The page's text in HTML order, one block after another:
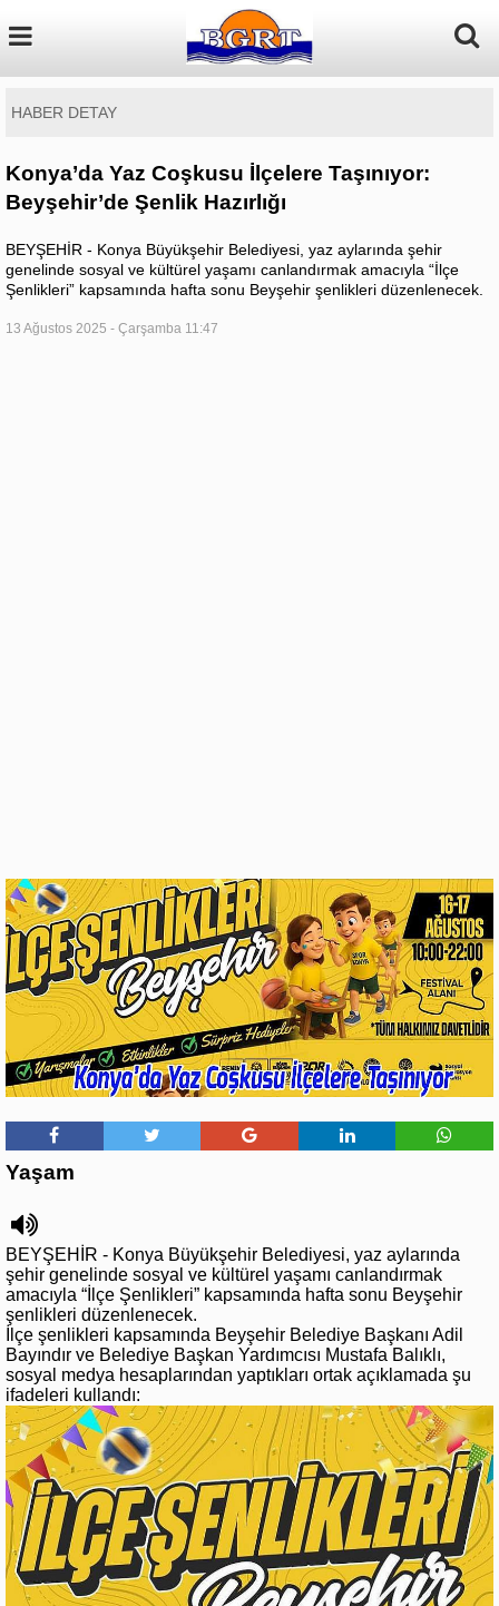
HABER DETAY
Konya’da Yaz Coşkusu İlçelere Taşınıyor:
Beyşehir’de Şenlik Hazırlığı
BEYŞEHİR - Konya Büyükşehir Belediyesi, yaz aylarında şehir
genelinde sosyal ve kültürel yaşamı canlandırmak amacıyla “İlçe
Şenlikleri” kapsamında hafta sonu Beyşehir şenlikleri düzenlenecek.
13 Ağustos 2025 - Çarşamba 11:47
Yaşam
BEYŞEHİR - Konya Büyükşehir Belediyesi, yaz aylarında
şehir genelinde sosyal ve kültürel yaşamı canlandırmak
amacıyla “İlçe Şenlikleri” kapsamında hafta sonu Beyşehir
şenlikleri düzenlenecek.
İlçe şenlikleri kapsamında Beyşehir Belediye Başkanı Adil
Bayındır ve Belediye Başkan Yardımcısı Mustafa Balıklı,
sosyal medya hesaplarından yaptıkları ortak açıklamada şu
ifadeleri kullandı: